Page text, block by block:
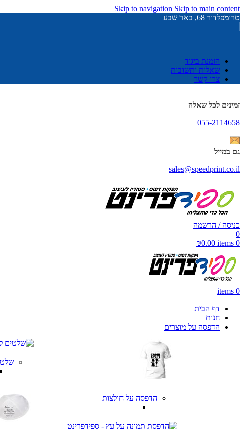
Skip to navigation Skip to main content
טרומפלדור 68, באר שבע
הזמנת ביגוד
שאלות ותשובות
צרו קשר
זמינים לכל שאלה
055-2114658
גם במייל
sales@speedprint.co.il
כניסה / הרשמה
0
0
items
₪0.00
0
items
דף הבית
חנות
הדפסה על מוצרים
הדפסה על חולצות